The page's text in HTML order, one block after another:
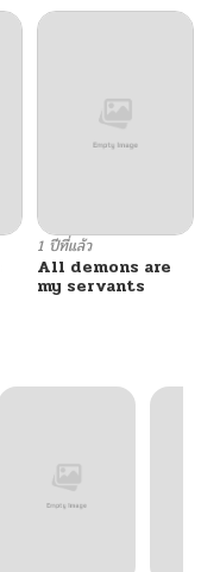
1 ปีที่แล้ว
All demons are
my servants